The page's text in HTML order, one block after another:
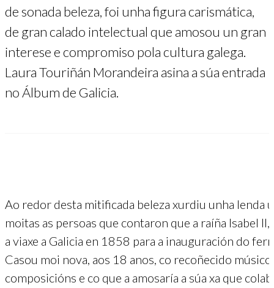
de sonada beleza, foi unha figura carismática,
de gran calado intelectual que amosou un gran
interese e compromiso pola cultura galega.
Laura Touriñán Morandeira asina a súa entrada
no Álbum de Galicia.
Ao redor desta mitificada beleza xurdiu unha lenda
moitas as persoas que contaron que a raíña Isabel
a viaxe a Galicia en 1858 para a inauguración do
Casou moi nova, aos 18 anos, co recoñecido
composicións e co que a amosaría a súa xa que